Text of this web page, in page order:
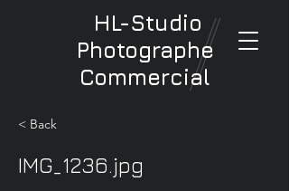
HL-Studio
Photographe
Commercial
< Back
IMG_1236.jpg